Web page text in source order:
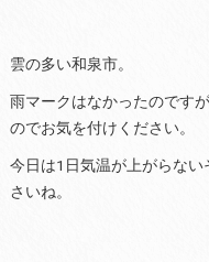
雲の多い和泉市。
雨マークはなかったのです
のでお気を付けください。
今日は1日気温が上がらな
さいね。